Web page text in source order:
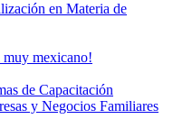
en Materia de
muy mexicano!
de Capacitación
y Negocios Familiares